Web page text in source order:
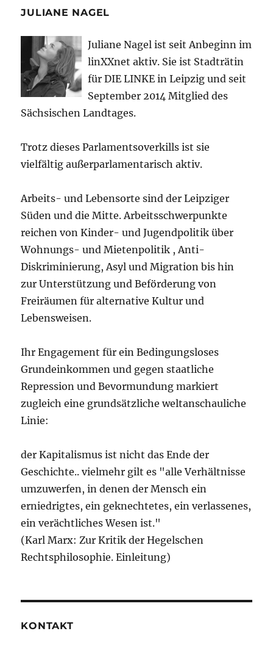
JULIANE NAGEL
Juliane Nagel ist seit Anbeginn im
linXXnet aktiv. Sie ist Stadträtin
für DIE LINKE in Leipzig und seit
September 2014 Mitglied des
Sächsischen Landtages.
Trotz dieses Parlamentsoverkills ist sie
vielfältig außerparlamentarisch aktiv.
Arbeits- und Lebensorte sind der Leipziger
Süden und die Mitte. Arbeitsschwerpunkte
reichen von Kinder- und Jugendpolitik über
Wohnungs- und Mietenpolitik , Anti-
Diskriminierung, Asyl und Migration bis hin
zur Unterstützung und Beförderung von
Freiräumen für alternative Kultur und
Lebensweisen.
Ihr Engagement für ein Bedingungsloses
Grundeinkommen und gegen staatliche
Repression und Bevormundung markiert
zugleich eine grundsätzliche weltanschauliche
Linie:
der Kapitalismus ist nicht das Ende der
Geschichte.. vielmehr gilt es "alle Verhältnisse
umzuwerfen, in denen der Mensch ein
erniedrigtes, ein geknechtetes, ein verlassenes,
ein verächtliches Wesen ist."
(Karl Marx: Zur Kritik der Hegelschen
Rechtsphilosophie. Einleitung)
KONTAKT